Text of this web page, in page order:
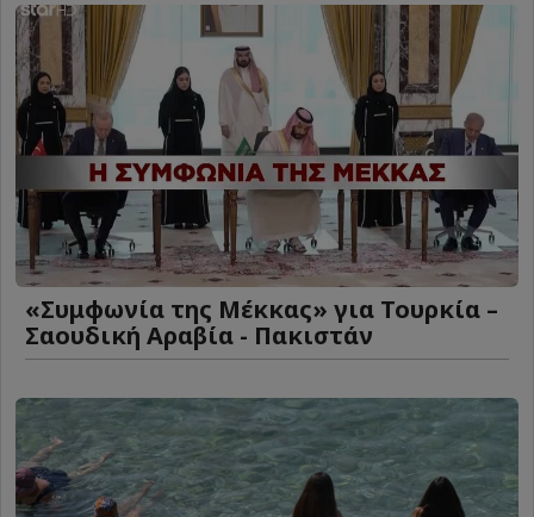
«Συμφωνία της Μέκκας» για Τουρκία –
Σαουδική Αραβία - Πακιστάν